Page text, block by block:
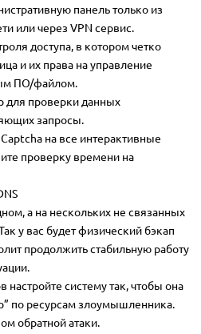
панель только из
или через VPN сервис.
доступа, в котором четко
и их права на управление
ПО/файлом.
для проверки данных
запросы.
на все интерактивные
проверку времени на
а на нескольких не связанных
у вас будет физический бэкап
продолжить стабильную работу
систему так, чтобы она
по ресурсам злоумышленника.
обратной атаки.